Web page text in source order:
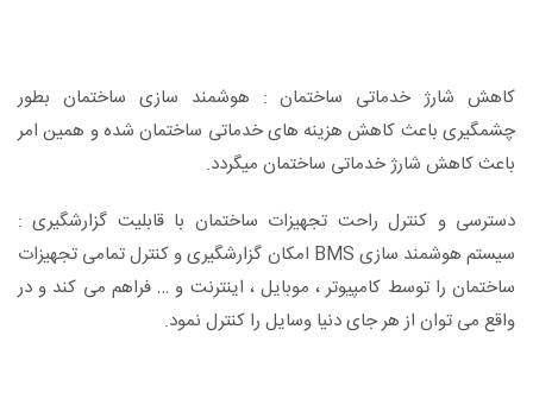
کاهش شارژ خدماتی ساختمان : هوشمند سازی ساختمان بطور
چشمگیری باعث کاهش هزینه های خدماتی ساختمان شده و همین امر
باعث کاهش شارژ خدماتی ساختمان میگردد.
دسترسی و کنترل راحت تجهیزات ساختمان با قابلیت گزارشگیری :
سیستم هوشمند سازی BMS امکان گزارشگیری و کنترل تمامی تجهیزات
ساختمان را توسط کامپیوتر ، موبایل ، اینترنت و … فراهم می کند و در
واقع می توان از هر جای دنیا وسایل را کنترل نمود.